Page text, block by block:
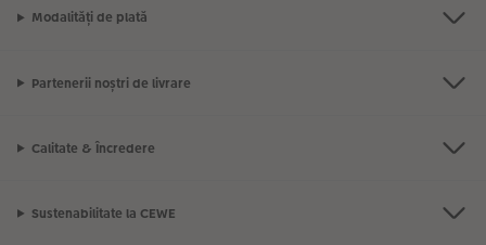
Modalități de plată
Partenerii noștri de livrare
Calitate & Încredere
Sustenabilitate la CEWE